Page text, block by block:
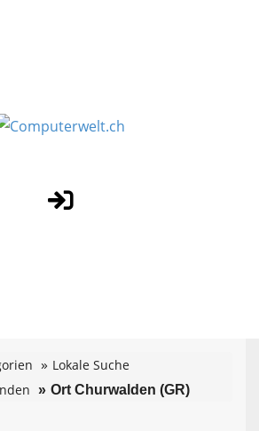
Lokale Suche
Ort Churwalden (GR)